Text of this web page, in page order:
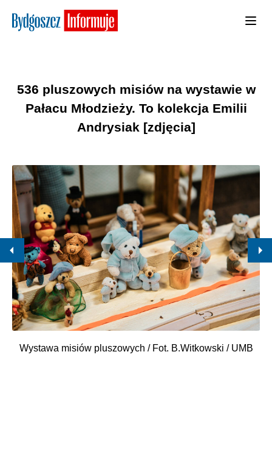
536 pluszowych misiów na wystawie w
Pałacu Młodzieży. To kolekcja Emilii
Andrysiak [zdjęcia]
Wystawa misiów pluszowych / Fot. B.Witkowski / UMB